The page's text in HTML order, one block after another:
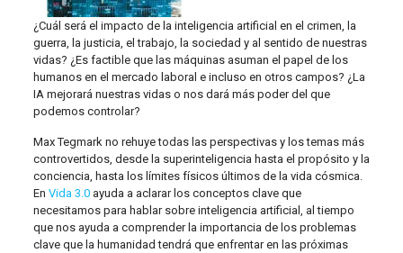
¿Cuál será el impacto de la inteligencia artificial en el crimen, la
guerra, la justicia, el trabajo, la sociedad y al sentido de nuestras
vidas? ¿Es factible que las máquinas asuman el papel de los
humanos en el mercado laboral e incluso en otros campos? ¿La
IA mejorará nuestras vidas o nos dará más poder del que
podemos controlar?
Max Tegmark no rehuye todas las perspectivas y los temas más
controvertidos, desde la superinteligencia hasta el propósito y la
conciencia, hasta los límites físicos últimos de la vida cósmica.
En Vida 3.0ayuda a aclarar los conceptos clave que
necesitamos para hablar sobre inteligencia artificial, al tiempo
que nos ayuda a comprender la importancia de los problemas
clave que la humanidad tendrá que enfrentar en las próximas